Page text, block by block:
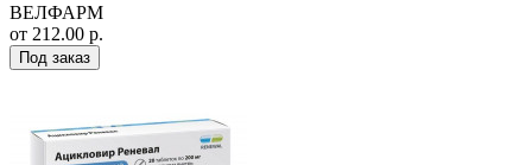
ВЕЛФАРМ
от 212.00 р.
Под заказ